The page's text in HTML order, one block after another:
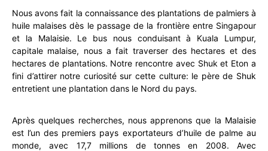
Nous avons fait la connaissance des plantations de palmiers à
huile malaises dès le passage de la frontière entre Singapour
et la Malaisie. Le bus nous conduisant à Kuala Lumpur,
capitale malaise, nous a fait traverser des hectares et des
hectares de plantations. Notre rencontre avec Shuk et Eton a
fini d’attirer notre curiosité sur cette culture: le père de Shuk
entretient une plantation dans le Nord du pays.
Après quelques recherches, nous apprenons que la Malaisie
est l’un des premiers pays exportateurs d’huile de palme au
monde, avec 17,7 millions de tonnes en 2008. Avec